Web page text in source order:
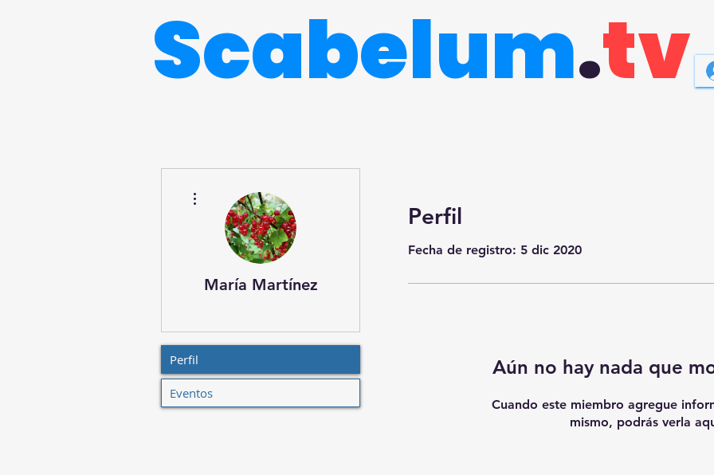
Scabelum.tv
Perfil
Fecha de registro: 5 dic 2020
Aún no hay nada que
Cuando este miembro agregue
mismo, podrás verla
María Martínez
Perfil
Eventos